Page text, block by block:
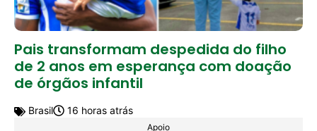
Pais transformam despedida do filho
de 2 anos em esperança com doação
de órgãos infantil
Brasil 16 horas atrás
Apoio